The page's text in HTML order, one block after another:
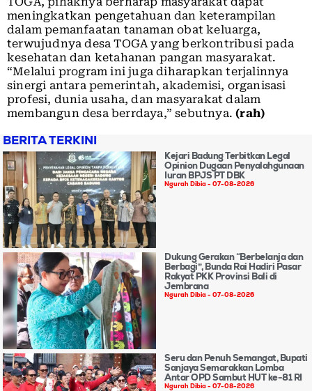
meningkatkan pengetahuan dan keterampilan
dalam pemanfaatan tanaman obat keluarga,
terwujudnya desa TOGA yang berkontribusi pada
kesehatan dan ketahanan pangan masyarakat.
“Melalui program ini juga diharapkan terjalinnya
sinergi antara pemerintah, akademisi, organisasi
profesi, dunia usaha, dan masyarakat dalam
membangun desa berrdaya,” sebutnya.(rah)
BERITA TERKINI
Kejari Badung Terbitkan Legal
Opinion Dugaan Penyalahgunaan
Iuran BPJS PT DBK
Ngurah Dibia 07-08-2026
Dukung Gerakan “Berbelanja dan
Berbagi”, Bunda Rai Hadiri Pasar
Rakyat PKK Provinsi Bali di
Jembrana
Ngurah Dibia 07-08-2026
Seru dan Penuh Semangat, Bupati
Sanjaya Semarakkan Lomba
Antar OPD Sambut HUT ke-81 RI
Ngurah Dibia 07-08-2026